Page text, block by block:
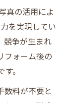
真の活用によ
を実現してい
競争が生まれ
フォーム後の
。
数料が不要と